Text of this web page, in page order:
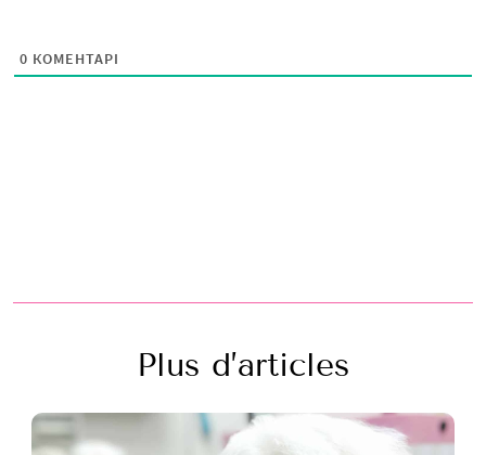
0 КОМЕНТАРІ
Plus d’articles